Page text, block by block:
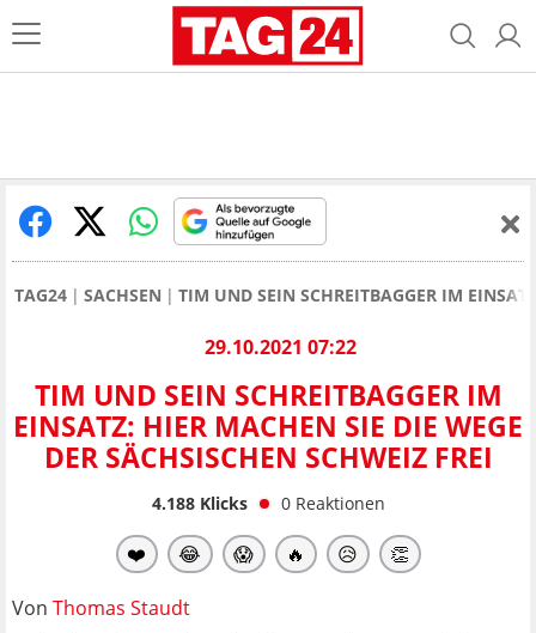
TAG24 SACHSEN TIM UND SEIN SCHREITBAGGER IM
29.10.2021 07:22
TIM UND SEIN SCHREITBAGGER IM
EINSATZ: HIER MACHEN SIE DIE WEGE
DER SÄCHSISCHEN SCHWEIZ FREI
4.188Klicks 0 Reaktionen
❤️ 😂 😱 🔥 😥 👏
Von Thomas Staudt